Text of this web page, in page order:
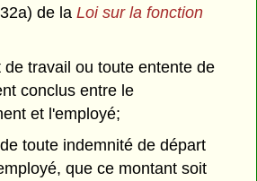
de laLoi sur la fonction
de travail ou toute entente de
conclus entre le
et l'employé;
toute indemnité de départ
que ce montant soit